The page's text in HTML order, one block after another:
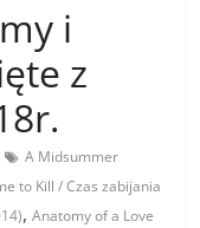
i
z
A Midsummer
to Kill / Czas zabijania
,Anatomy of a Love